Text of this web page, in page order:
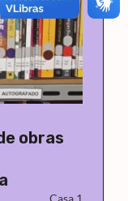
obras
Casa 1